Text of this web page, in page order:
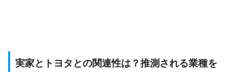
実家とトヨタとの関連性は？推測される業種を